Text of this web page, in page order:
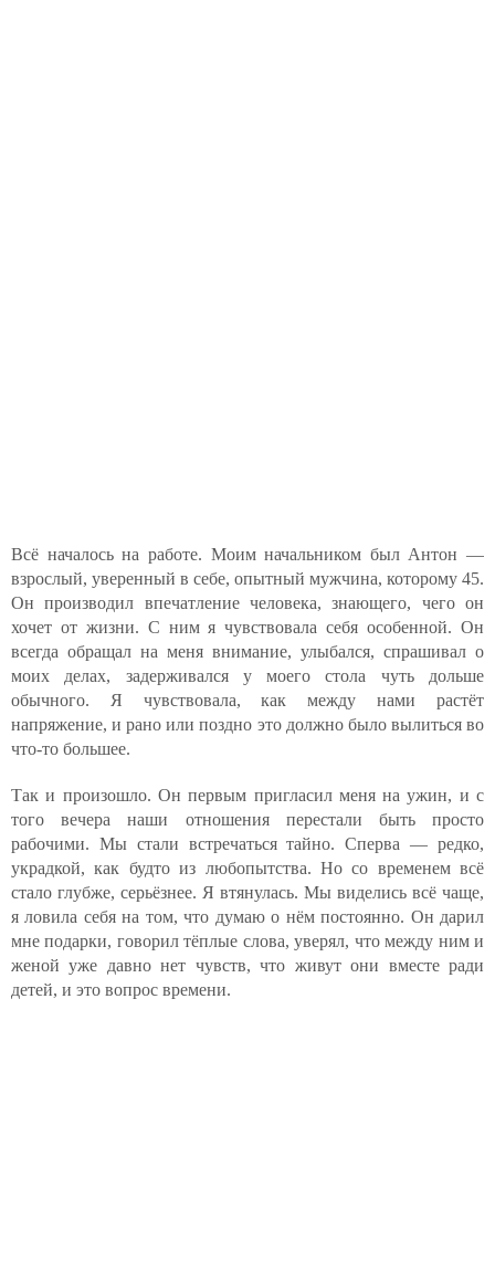
Всё началось на работе. Моим начальником был Антон —
взрослый, уверенный в себе, опытный мужчина, которому 45.
Он производил впечатление человека, знающего, чего он
хочет от жизни. С ним я чувствовала себя особенной. Он
всегда обращал на меня внимание, улыбался, спрашивал о
моих делах, задерживался у моего стола чуть дольше
обычного. Я чувствовала, как между нами растёт
напряжение, и рано или поздно это должно было вылиться во
что-то большее.
Так и произошло. Он первым пригласил меня на ужин, и с
того вечера наши отношения перестали быть просто
рабочими. Мы стали встречаться тайно. Сперва — редко,
украдкой, как будто из любопытства. Но со временем всё
стало глубже, серьёзнее. Я втянулась. Мы виделись всё чаще,
я ловила себя на том, что думаю о нём постоянно. Он дарил
мне подарки, говорил тёплые слова, уверял, что между ним и
женой уже давно нет чувств, что живут они вместе ради
детей, и это вопрос времени.